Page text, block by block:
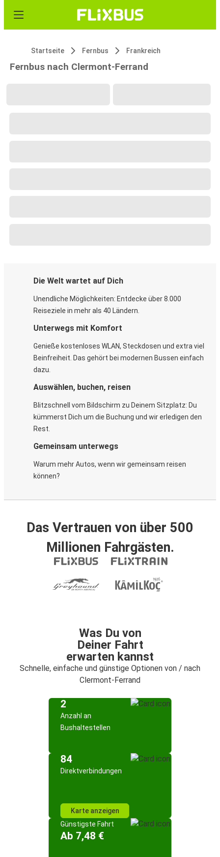
Startseite Fernbus Frankreich
Fernbus nach Clermont-Ferrand
Die Welt wartet auf Dich
Unendliche Möglichkeiten: Entdecke über 8.000
Reiseziele in mehr als 40 Ländern.
Unterwegs mit Komfort
Genieße kostenloses WLAN, Steckdosen und extra viel
Beinfreiheit. Das gehört bei modernen Bussen einfach
dazu.
Auswählen, buchen, reisen
Blitzschnell vom Bildschirm zu Deinem Sitzplatz: Du
kümmerst Dich um die Buchung und wir erledigen den
Rest.
Gemeinsam unterwegs
Warum mehr Autos, wenn wir gemeinsam reisen
können?
Das Vertrauen von über 500
Millionen Fahrgästen.
Was Du von
Deiner Fahrt
erwarten kannst
Schnelle, einfache und günstige Optionen von / nach
Clermont-Ferrand
2
Anzahl an
Bushaltestellen
84
Direktverbindungen
Karte anzeigen
Günstigste Fahrt
Ab 7,48 €